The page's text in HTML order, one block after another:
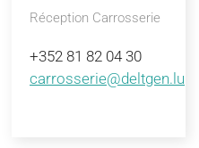
Réception Carrosserie
+352 81 82 04 30
carrosserie@deltgen.lu